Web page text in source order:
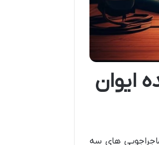
ایوان
های سه